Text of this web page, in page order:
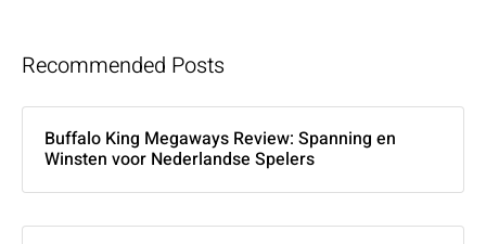
Recommended Posts
Buffalo King Megaways Review: Spanning en
Winsten voor Nederlandse Spelers